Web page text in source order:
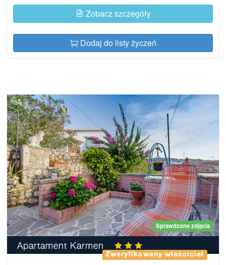
Zobacz szczegóły
Dodaj do listy życzeń
Sprawdzone zdjęcia
Apartament Karmen
Zweryfikowany właściciel